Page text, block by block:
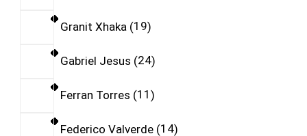
Granit Xhaka 19
Gabriel Jesus 24
Ferran Torres 11
Federico Valverde 14